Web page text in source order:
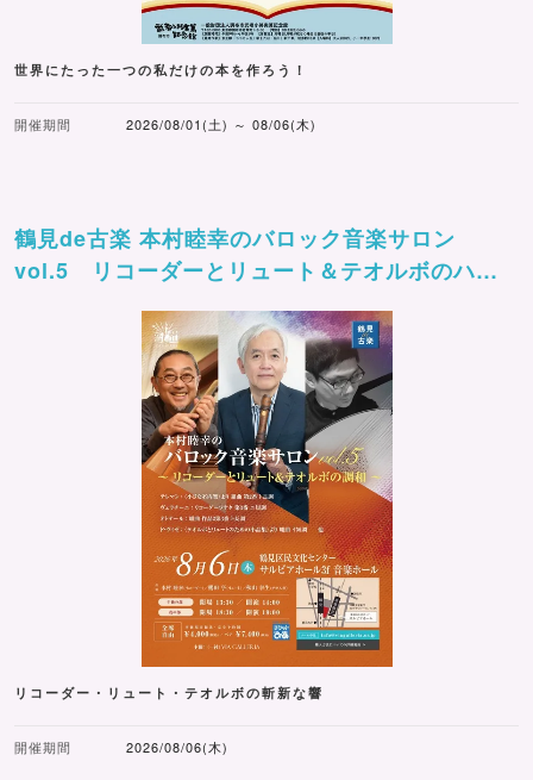
世界にたった一つの私だけの本を作ろう！
開催期間 2026/08/01(土) ～ 08/06(木)
鶴見de古楽 本村睦幸のバロック音楽サロン
vol.5 リコーダーとリュート＆テオルボのハー
リコーダー・リュート・テオルボの斬新な響
開催期間 2026/08/06(木)